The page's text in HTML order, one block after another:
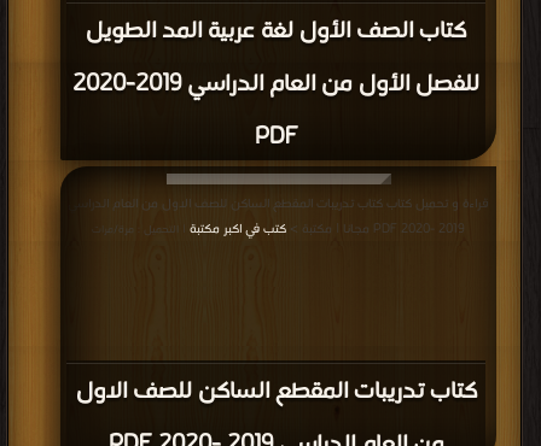
كتاب الصف الأول لغة عربية المد الطويل
للفصل الأول من العام الدراسي 2019-2020
PDF
كتاب تدريبات المقطع الساكن للصف الاول
قراءة و تحميل كتاب كتاب تدريبات المقطع الساكن للصف الاول من العام الدراسي
2019 -2020 PDF مجانا | مكتبة >
كتب في اكبر مكتبة | التحميل : مرة/مرات